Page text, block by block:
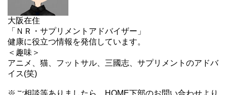
大阪在住
「ＮＲ・サプリメントアドバイザー」
健康に役立つ情報を発信しています。
＜趣味＞
アニメ、猫、フットサル、三國志、サプリメントのアドバ
イス(笑)
※ご相談等ありましたら、HOME下部のお問い合わせより